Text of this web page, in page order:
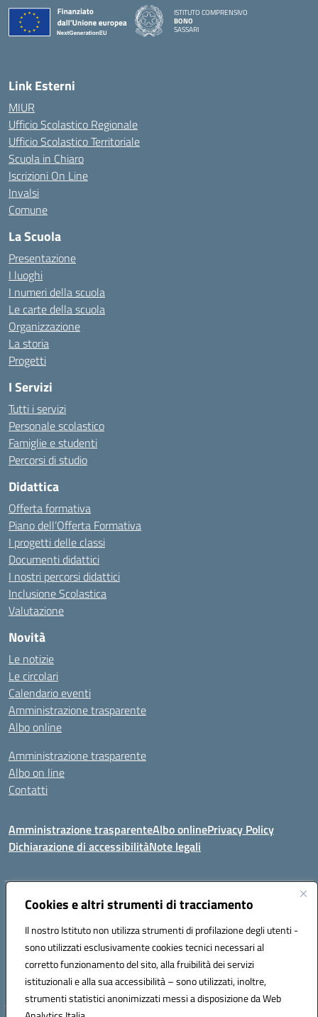
Cookies e altri strumenti di tracciamento
Il nostro Istituto non utilizza strumenti di profilazione degli utenti -
sono utilizzati esclusivamente cookies tecnici necessari al
corretto funzionamento del sito, alla fruibilità dei servizi
istituzionali e alla sua accessibilità – sono utilizzati, inoltre,
strumenti statistici anonimizzati messi a disposizione da Web
ISTITUTO COMPRENSIVO
BONO
SASSARI
Link Esterni
MIUR
Ufficio Scolastico Regionale
Ufficio Scolastico Territoriale
Scuola in Chiaro
Iscrizioni On Line
Invalsi
Comune
La Scuola
Presentazione
I luoghi
I numeri della scuola
Le carte della scuola
Organizzazione
La storia
Progetti
I Servizi
Tutti i servizi
Personale scolastico
Famiglie e studenti
Percorsi di studio
Didattica
Offerta formativa
Piano dell’Offerta Formativa
I progetti delle classi
Documenti didattici
I nostri percorsi didattici
Inclusione Scolastica
Valutazione
Novità
Le notizie
Le circolari
Calendario eventi
Amministrazione trasparente
Albo online
Amministrazione trasparente
Albo on line
Contatti
Amministrazione trasparenteAlbo onlinePrivacy Policy
Dichiarazione di accessibilitàNote legali
Indirizzo:Via Tirso, 07011 Bono (SS)
Posta elettronica certificata (PEC):ssic820006@pec.istruzione.it
Codice fiscale: 81000530907
Codice meccanografico: SSIC820006